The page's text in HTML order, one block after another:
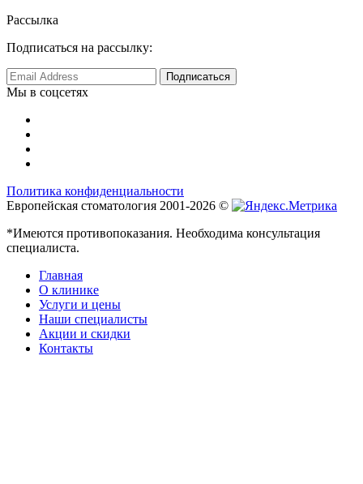
Рассылка
Подписаться на рассылку:
Мы в соцсетях
Политика конфиденциальности
Европейская стоматология 2001-2026 ©
*Имеются противопоказания. Необходима консультация
специалиста.
Главная
О клинике
Услуги и цены
Наши специалисты
Акции и скидки
Контакты